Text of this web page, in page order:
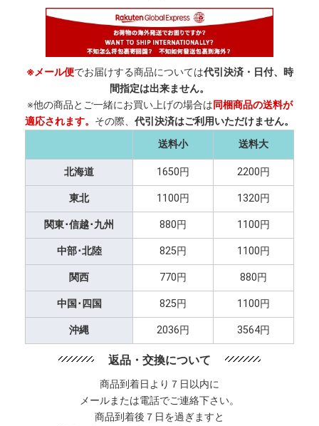
※メール便でお届けする商品については代引決済・日付、時
間指定は出来ません。
※他の商品とご一緒にお買い上げの場合は同梱商品の送料が
適応されます。 その際、 代引決済はご利用いただけません。
送料小
送料大
北海道 1650円 2200円
東北 1100円 1320円
関東･信越･九州 880円 1100円
中部･北陸 825円 1100円
関西 770円 880円
中国･四国 825円 1100円
沖縄 2036円 3564円
返品・交換について
商品到着日より７日以内に
メールまたは電話でご連絡下さい。
商品到着後７日を過ぎますと